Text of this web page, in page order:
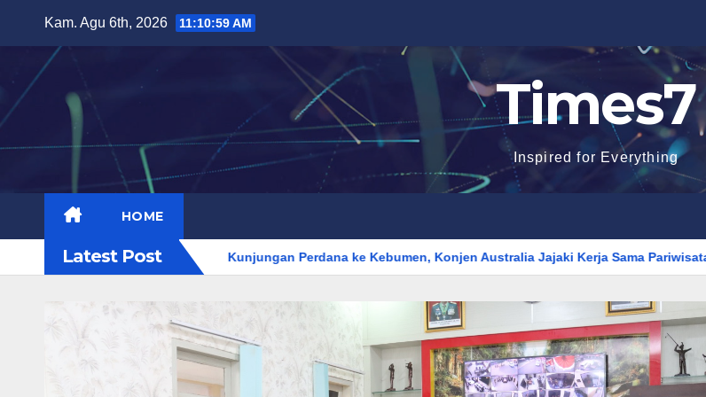
content
Kam. Agu 6th, 2026 11:11:01 AM
Times7
Inspired for Everything
HOME
Latest Post
Kunjungan Perdana ke Kebumen, Konjen Australia Jajaki Kerja Sama Pariwisata hingga Pendidikan